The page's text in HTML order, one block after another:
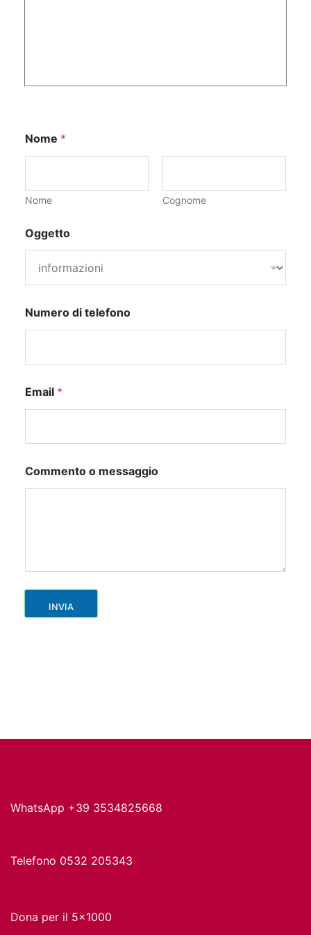
Nome *
Nome Cognome
Oggetto
Numero di telefono
i
N
e
i
Email *
Commento o messaggio
INVIA
WhatsApp +39 3534825668
Telefono 0532 205343
Dona per il 5x1000